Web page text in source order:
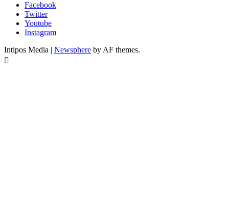
Facebook
Twitter
Youtube
Instagram
Intipos Media | Newsphere by AF themes.